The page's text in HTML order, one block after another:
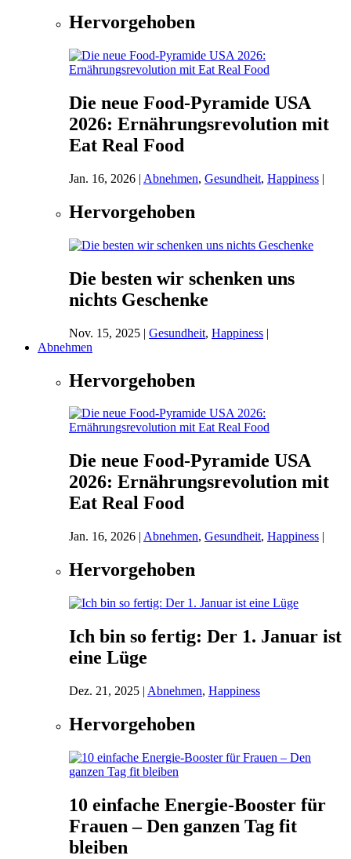
Hervorgehoben
Die neue Food-Pyramide USA
2026: Ernährungsrevolution mit
Eat Real Food
Jan. 16, 2026 | Abnehmen, Gesundheit, Happiness |
Hervorgehoben
Die besten wir schenken uns
nichts Geschenke
Nov. 15, 2025 | Gesundheit, Happiness |
Abnehmen
Hervorgehoben
Die neue Food-Pyramide USA
2026: Ernährungsrevolution mit
Eat Real Food
Jan. 16, 2026 | Abnehmen, Gesundheit, Happiness |
Hervorgehoben
Ich bin so fertig: Der 1. Januar ist
eine Lüge
Dez. 21, 2025 | Abnehmen, Happiness
Hervorgehoben
10 einfache Energie-Booster für
Frauen – Den ganzen Tag fit
bleiben